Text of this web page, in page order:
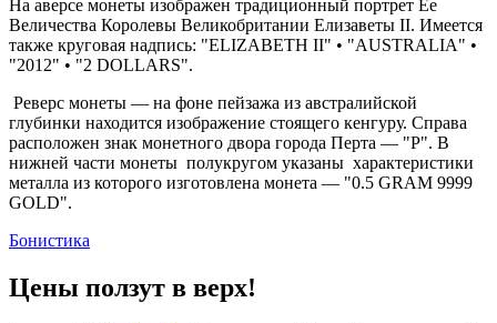
На аверсе монеты изображен традиционный портрет Ее
Величества Королевы Великобритании Елизаветы II. Имеется
также круговая надпись: "ELIZABETH II" • "AUSTRALIA" •
"2012" • "2 DOLLARS".
Реверс монеты — на фоне пейзажа из австралийской
глубинки находится изображение стоящего кенгуру. Справа
расположен знак монетного двора города Перта — "P". В
нижней части монеты полукругом указаны характеристики
металла из которого изготовлена монета — "0.5 GRAM 9999
GOLD".
Бонистика
Цены ползут в верх!